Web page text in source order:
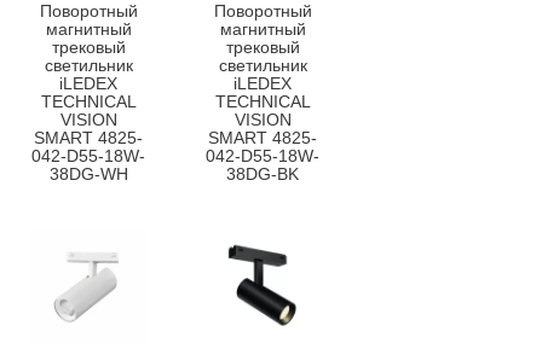
Поворотный
магнитный
трековый
светильник
iLEDEX
TECHNICAL
VISION
SMART 4825-
042-D55-18W-
38DG-WH
Поворотный
магнитный
трековый
светильник
iLEDEX
TECHNICAL
VISION
SMART 4825-
042-D55-18W-
38DG-BK